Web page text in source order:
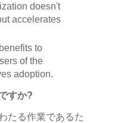
doesn't
accelerates
to
of the
adoption.
すか?
たる作業であるた